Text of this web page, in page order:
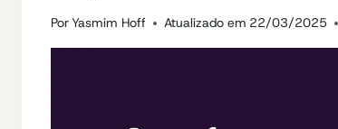
PorYasmim Hoff Atualizado em 22/03/2025